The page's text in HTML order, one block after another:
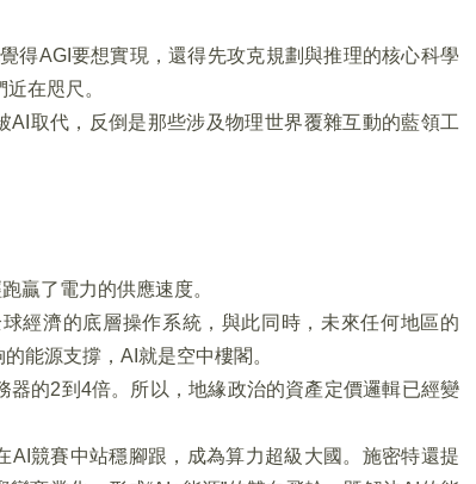
得AGI要想實現，還得先攻克規劃與推理的核心科學
在咫尺。
取代，反倒是那些涉及物理世界覆雜互動的藍領工
贏了電力的供應速度。
經濟的底層操作系統，與此同時，未來任何地區的
能源支撐，AI就是空中樓閣。
的2到4倍。所以，地緣政治的資產定價邏輯已經變
競賽中站穩腳跟，成為算力超級大國。施密特還提